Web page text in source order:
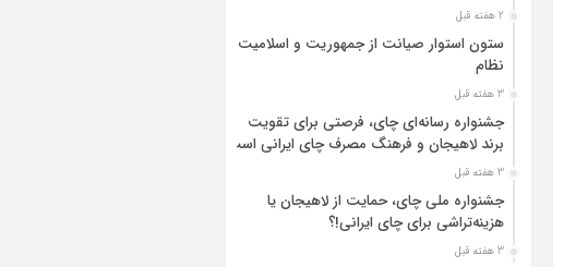
2 هفته قبل
ستون استوار صیانت از جمهوریت و اسلامیت
نظام
3 هفته قبل
جشنواره رسانه‌ای چای، فرصتی برای تقویت
برند لاهیجان و فرهنگ مصرف چای ایرانی است
3 هفته قبل
جشنواره ملی چای، حمایت از لاهیجان یا
هزینه‌تراشی برای چای ایرانی!؟
3 هفته قبل